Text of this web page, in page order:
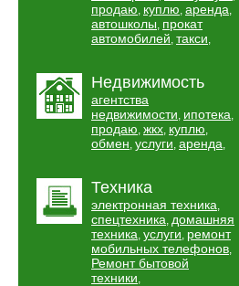
продаю, куплю, аренда,
автошколы, прокат
автомобилей, такси,
Недвижимость
агентства
недвижимости, ипотека,
продаю, жкх, куплю,
обмен, услуги, аренда,
Техника
электронная техника,
спецтехника, домашняя
техника, услуги, ремонт
мобильных телефонов,
Ремонт бытовой
техники,